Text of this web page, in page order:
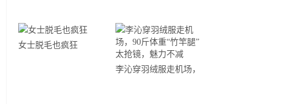
服，保暖还洋气
个什么鬼？
女士脱毛也疯狂
李沁穿羽绒服走机场，